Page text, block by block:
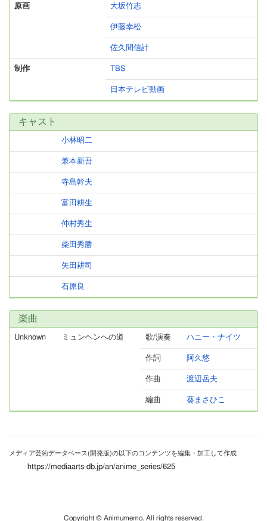
原画 大坂竹志
伊藤幸松
佐久間信計
制作 TBS
日本テレビ動画
キャスト
小林昭二
兼本新吾
寺島幹夫
富田耕生
仲村秀生
柴田秀勝
矢田耕司
石原良
楽曲
Unknown ミュンヘンへの道 歌/演奏 ハニー・ナイツ
作詞 阿久悠
作曲 渡辺岳夫
編曲 葵まさひこ
メディア芸術データベース(開発版)の以下のコンテンツを編集・加工して作成
https://mediaarts-db.jp/an/anime_series/625
Copyright © Animumemo. All rights reserved.